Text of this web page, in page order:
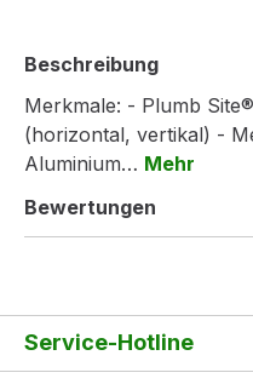
Beschreibung
Merkmale: - Plumb
(horizontal, vertikal) -
Aluminium… Mehr
Bewertungen
Service-Hotline